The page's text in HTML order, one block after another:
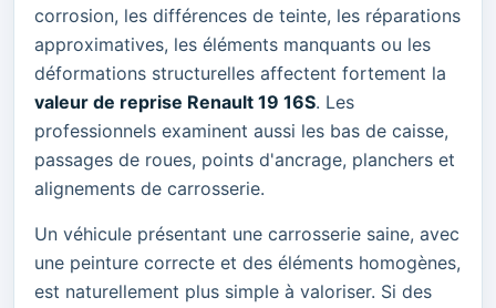
corrosion, les différences de teinte, les réparations
approximatives, les éléments manquants ou les
déformations structurelles affectent fortement la
valeur de reprise Renault 19 16S. Les
professionnels examinent aussi les bas de caisse,
passages de roues, points d'ancrage, planchers et
alignements de carrosserie.
Un véhicule présentant une carrosserie saine, avec
une peinture correcte et des éléments homogènes,
est naturellement plus simple à valoriser. Si des